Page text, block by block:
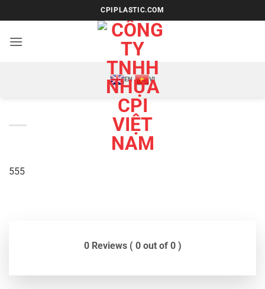
qua
nội
CPIPLASTIC.COM
EN VI
555
0 Reviews ( 0 out of 0 )